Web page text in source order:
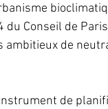
du Conseil de
ambitieux de
de